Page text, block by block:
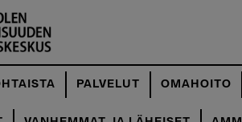
PALVELUT OMAHOITO